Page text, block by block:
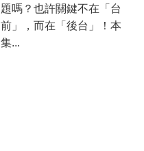
題嗎？也許關鍵不在「台
前」，而在「後台」！本
集...